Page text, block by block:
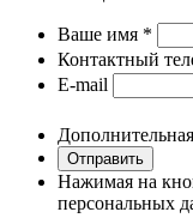
Ваше имя *
Контактный
Е-mail
Отправить
Нажимая на
персональных